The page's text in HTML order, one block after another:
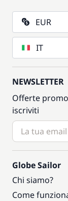
EUR
IT
NEWSLETTER
Offerte
iscriviti
Globe Sailor
Chi siamo?
Come